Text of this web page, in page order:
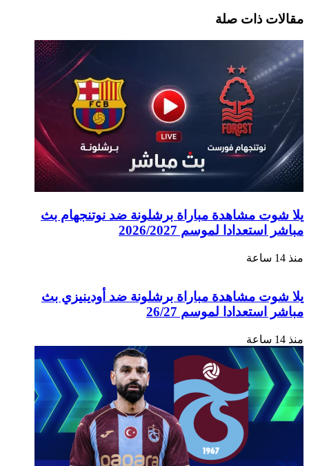
البريد
مقالات ذات صلة
يلا شوت مشاهدة مباراة برشلونة ضد نوتنجهام بث
مباشر استعدادا لموسم 2026/2027
منذ 14 ساعة
يلا شوت مشاهدة مباراة برشلونة ضد أودينيزي بث
مباشر استعدادا لموسم 26/27
منذ 14 ساعة